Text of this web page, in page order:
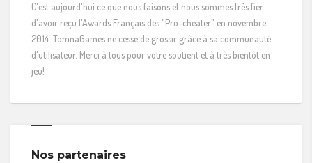
C'est aujourd'hui ce que nous faisons et nous sommes très fier
d'avoir reçu l'Awards Français des "Pro-cheater" en novembre
2014. TomnaGames ne cesse de grossir grâce à sa communauté
d'utilisateur. Merci à tous pour votre soutient et à très bientôt en
jeu!
Nos partenaires